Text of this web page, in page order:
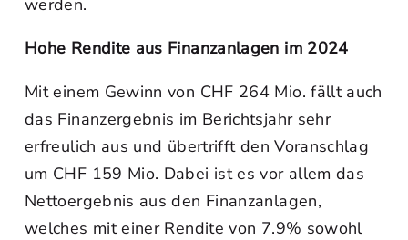
werden.
Hohe Rendite aus Finanzanlagen im 2024
Mit einem Gewinn von CHF 264 Mio. fällt auch
das Finanzergebnis im Berichtsjahr sehr
erfreulich aus und übertrifft den Voranschlag
um CHF 159 Mio. Dabei ist es vor allem das
Nettoergebnis aus den Finanzanlagen,
welches mit einer Rendite von 7.9% sowohl